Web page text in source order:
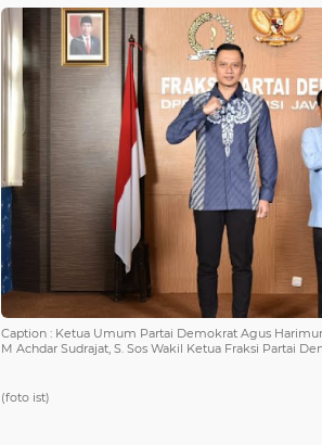
Caption : Ketua Umum Partai Demokrat Agus
M Achdar Sudrajat, S. Sos Wakil Ketua Fraksi Partai
(foto ist)